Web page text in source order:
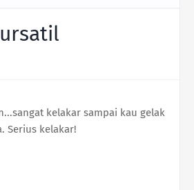
kelakar sampai kau gelak
Serius kelakar!